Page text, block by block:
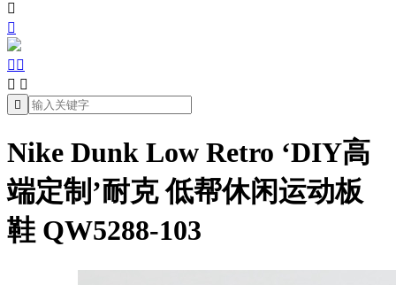


 
 

Nike Dunk Low Retro ‘DIY高
端定制’耐克 低帮休闲运动板
鞋 QW5288-103